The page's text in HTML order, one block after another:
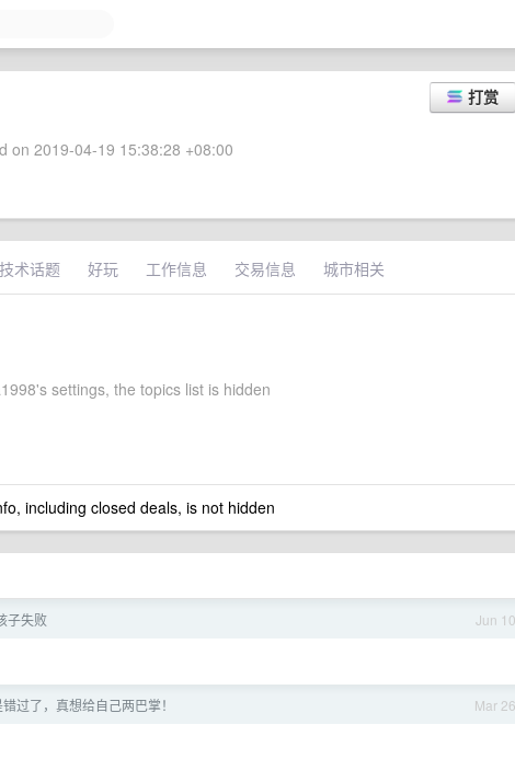
打赏
on 2019-04-19 15:38:28 +08:00
技术话题 好玩 工作信息 交易信息 城市相关
settings, the topics list is hidden
including closed deals, is not hidden
Jun 10
子失败
Mar 26
过了，真想给自己两巴掌！